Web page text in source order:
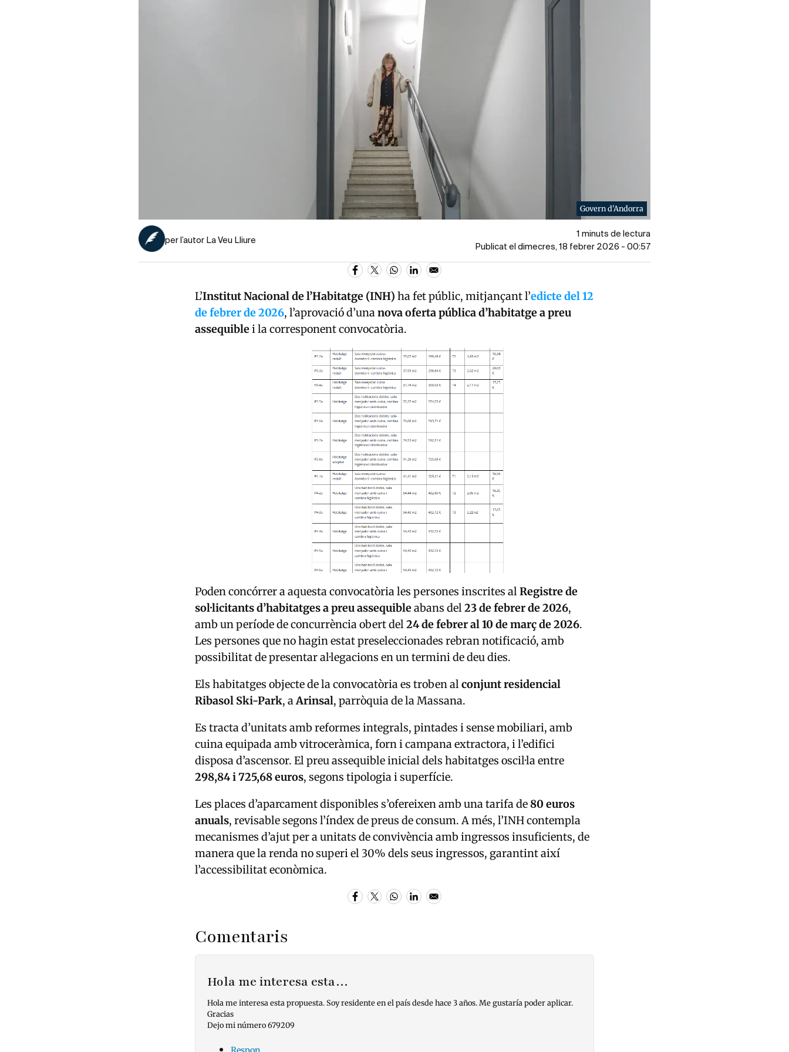
Govern d'Andorra
per l’autor La Veu Lliure
1 minuts de lectura
Publicat el dimecres, 18 febrer 2026 - 00:57
L’Institut Nacional de l’Habitatge (INH) ha fet públic, mitjançant l’edicte del 12
de febrer de 2026, l’aprovació d’unanova oferta pública d’habitatge a preu
assequiblei la corresponent convocatòria.
Poden concórrer a aquesta convocatòria les persones inscrites al Registre de
sol·licitants d’habitatges a preu assequibleabans del 23 de febrer de 2026,
amb un període de concurrència obert del 24 de febrer al 10 de març de 2026.
Les persones que no hagin estat preseleccionades rebran notificació, amb
possibilitat de presentar al·legacions en un termini de deu dies.
Els habitatges objecte de la convocatòria es troben al conjunt residencial
Ribasol Ski-Park, a Arinsal, parròquia de la Massana.
Es tracta d’unitats amb reformes integrals, pintades i sense mobiliari, amb
cuina equipada amb vitroceràmica, forn i campana extractora, i l’edifici
disposa d’ascensor. El preu assequible inicial dels habitatges oscil·la entre
298,84 i 725,68 euros, segons tipologia i superfície.
Les places d’aparcament disponibles s’ofereixen amb una tarifa de80 euros
anuals, revisable segons l’índex de preus de consum. A més, l’INH contempla
mecanismes d’ajut per a unitats de convivència amb ingressos insuficients, de
manera que la renda no superi el 30% dels seus ingressos, garantint així
l’accessibilitat econòmica.
Comentaris
Hola me interesa esta…
Hola me interesa esta propuesta. Soy residente en el país desde hace 3 años. Me gustaría poder aplicar.
Gracias
Dejo mi número 679209